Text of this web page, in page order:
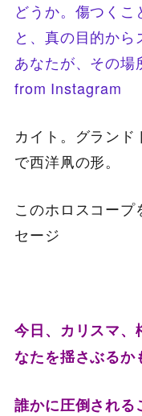
カイト。グラン
で西洋凧の形。
このホロスコープ
セージ
今日、カリスマ、
なたを揺さぶるか
誰かに圧倒される